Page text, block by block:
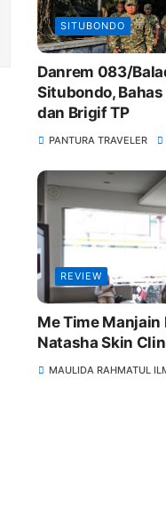
SITUBONDO
Danrem 083/
Situbondo,
dan Brigif TP
PANTURA TRAVELER
REVIEW
Me Time Manjain
Natasha Skin
MAULIDA RAHMATUL